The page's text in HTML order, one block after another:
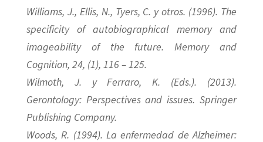
Williams, J., Ellis, N., Tyers, C. y otros. (1996). The
specificity of autobiographical memory and
imageability of the future. Memory and
Cognition, 24, (1), 116 – 125.
Wilmoth, J. y Ferraro, K. (Eds.). (2013).
Gerontology: Perspectives and issues. Springer
Publishing Company.
Woods, R. (1994). La enfermedad de Alzheimer: